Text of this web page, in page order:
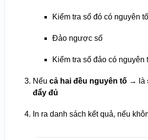
Kiểm tra số đó có nguyên
Đảo ngược số
Kiểm tra số đảo có nguyên
Nếu cả hai đều nguyên tố→ là
đẩy đủ
In ra danh sách kết quả, nếu